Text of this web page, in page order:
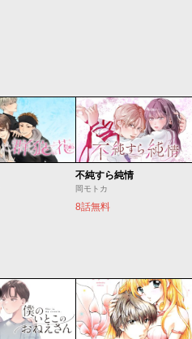
不純すら純情
岡モトカ
8話無料